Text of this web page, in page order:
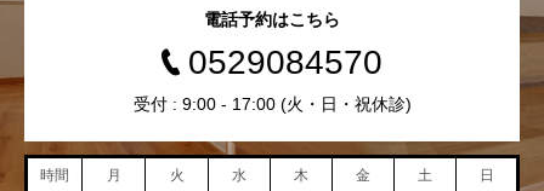
電話予約はこちら
0529084570
受付 : 9:00 - 17:00 (火・日・祝休診)
時間 月 火 水 木 金 土 日